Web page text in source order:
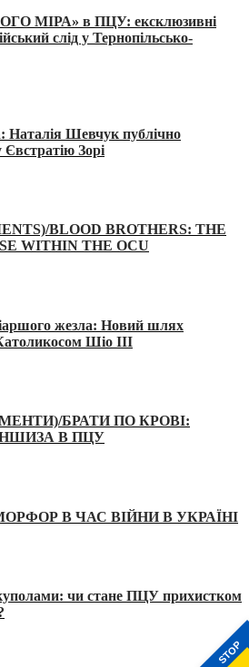
STOP
МІРА» в ПЦУ: ексклюзивні
слід у Тернопільсько-
Наталія Шевчук публічно
Зорі
BLOOD BROTHERS: THE
WITHIN THE OCU
жезла: Новий шлях
Шіо III
БРАТИ ПО КРОВІ:
В ПЦУ
В ЧАС ВІЙНИ В УКРАЇНІ
чи стане ПЦУ прихистком